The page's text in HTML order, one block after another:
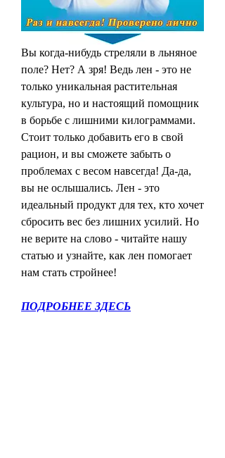
Вы когда-нибудь стреляли в льняное
поле? Нет? А зря! Ведь лен - это не
только уникальная растительная
культура, но и настоящий помощник
в борьбе с лишними килограммами.
Стоит только добавить его в свой
рацион, и вы сможете забыть о
проблемах с весом навсегда! Да-да,
вы не ослышались. Лен - это
идеальный продукт для тех, кто хочет
сбросить вес без лишних усилий. Но
не верите на слово - читайте нашу
статью и узнайте, как лен помогает
нам стать стройнее!
ПОДРОБНЕЕ ЗДЕСЬ